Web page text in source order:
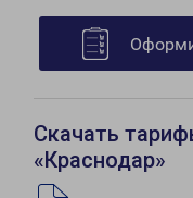
Скачать
«Краснодар»